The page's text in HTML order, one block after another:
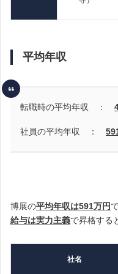
平均年収
転職時の平均年収 ：
社員の平均年収 ：
博展の平均年収は591万円
給与は実力主義で昇格する
社名